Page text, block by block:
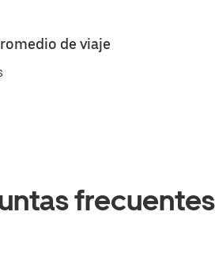
de viaje
frecuentes